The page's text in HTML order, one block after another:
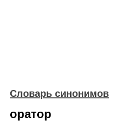
Словарь синонимов
оратор